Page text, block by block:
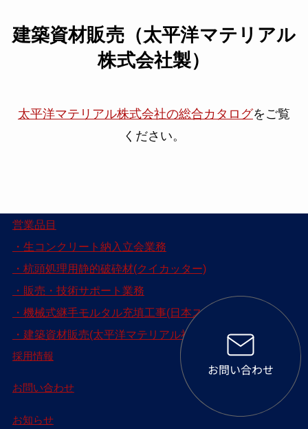
建築資材販売（太平洋マテリアル
株式会社製）
太平洋マテリアル株式会社の総合カタログをご覧
ください。
営業品目
・生コンクリート納入立会業務
・杭頭処理用静的破砕材(クイカッター)
・販売・技術サポート業務
・機械式継手モルタル充填工事(日本スプライス社製)
・建築資材販売(太平洋マテリアル社製)
採用情報
お問い合わせ
お知らせ